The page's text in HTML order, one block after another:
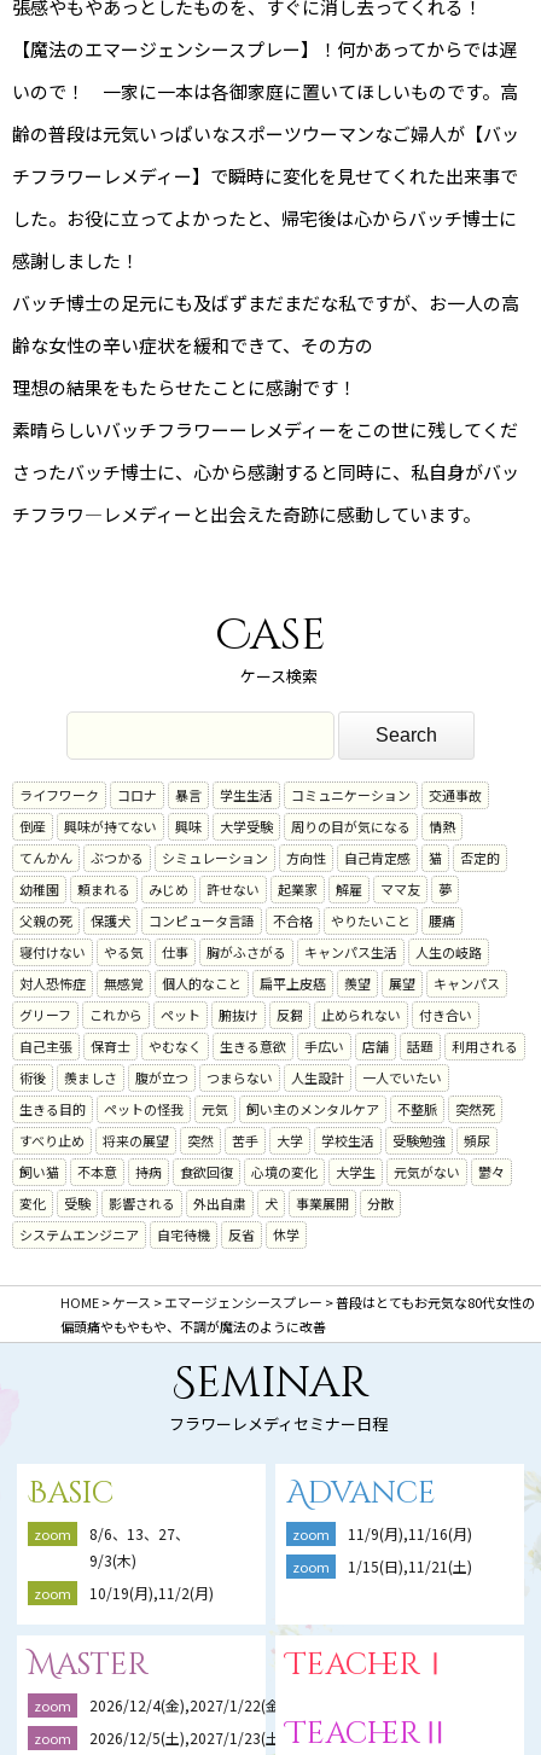
張感やもやあっとしたものを、すぐに消し去ってくれる！
【魔法のエマージェンシースプレー】！何かあってからでは遅
いので！ 一家に一本は各御家庭に置いてほしいものです。高
齢の普段は元気いっぱいなスポーツウーマンなご婦人が【バッ
チフラワーレメディー】で瞬時に変化を見せてくれた出来事で
した。お役に立ってよかったと、帰宅後は心からバッチ博士に
感謝しました！
バッチ博士の足元にも及ばずまだまだな私ですが、お一人の高
齢な女性の辛い症状を緩和できて、その方の
理想の結果をもたらせたことに感謝です！
素晴らしいバッチフラワーーレメディーをこの世に残してくだ
さったバッチ博士に、心から感謝すると同時に、私自身がバッ
チフラワ―レメディーと出会えた奇跡に感動しています。
Case
ケース検索
ライフワーク コロナ 暴言 学生生活 コミュニケーション
交通事故
倒産
興味が持てない 興味 大学受験 周りの目が気になる
情熱
てんかん
ぶつかる シミュレーション 方向性 自己肯定感 猫
否定的
幼稚園
頼まれる みじめ 許せない 起業家 解雇 ママ友
夢
父親の死
保護犬 コンピュータ言語 不合格 やりたいこと
腰痛
寝付けない
やる気 仕事 胸がふさがる キャンパス生活
人生の岐路
対人恐怖症
無感覚 個人的なこと 扁平上皮癌 羨望 展望
キャンパス
グリーフ
これから ペット 腑抜け 反芻 止められない
付き合い
自己主張
保育士 やむなく 生きる意欲 手広い 店舗 話題
利用される
術後
羨ましさ 腹が立つ つまらない 人生設計
一人でいたい
生きる目的
ペットの怪我 元気 飼い主のメンタルケア 不整脈
突然死
すべり止め
将来の展望 突然 苦手 大学 学校生活 受験勉強
頻尿
飼い猫
不本意 持病 食欲回復 心境の変化 大学生 元気がない
鬱々
変化
受験 影響される 外出自粛 犬 事業展開
分散
システムエンジニア
自宅待機 反省 休学
HOME>ケース >エマージェンシースプレー >普段はとてもお元気な80代女性の
偏頭痛やもやもや、不調が魔法のように改善
Seminar
フラワーレメディセミナー日程
Basic
zoom
8/6、13、27、
9/3(木)
zoom 10/19(月),11/2(月)
Advance
zoom 11/9(月),11/16(月)
zoom 1/15(日),11/21(土)
Master
zoom 2026/12/4(金),2027/1/22(金),2/19(金)
zoom 2026/12/5(土),2027/1/23(土),2/20(土)
TeacherⅠ
TeacherⅡ